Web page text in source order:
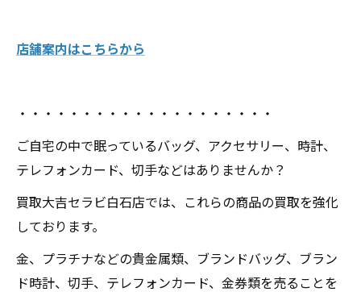
店舗案内はこちらから
・・・・・・・・・・・・・・・・・・・・
ご自宅の中で眠っているバッグ、アクセサリー、時計、
テレフォンカード、切手などはありませんか？
買取大吉セラビ白石店では、これらの商品の買取を強化
しております。
金、プラチナなどの貴金属類、ブランドバッグ、ブラン
ド時計、切手、テレフォンカード、金券類を売ることを